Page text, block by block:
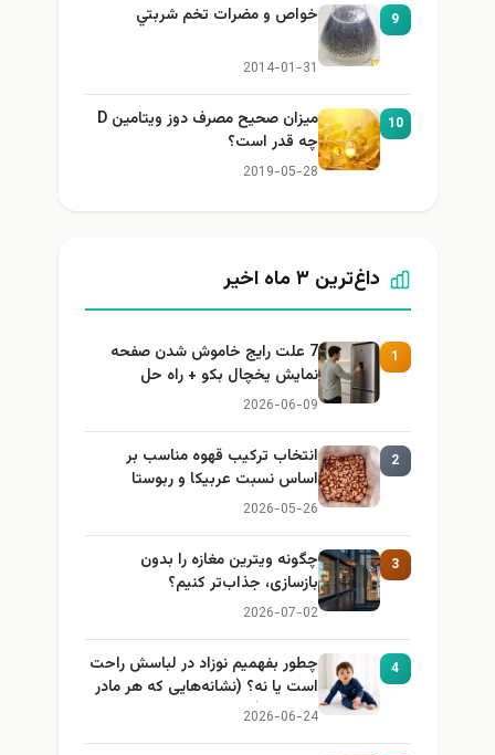
9 خواص و مضرات تخم شربتي
2014-01-31
10
میزان صحیح مصرف دوز ویتامین D
چه قدر است؟
2019-05-28
داغ‌ترین ۳ ماه اخیر
1
7 علت رایج خاموش شدن صفحه
نمایش یخچال بکو + راه حل
2026-06-09
2
انتخاب ترکیب قهوه مناسب بر
اساس نسبت عربیکا و ربوستا
2026-05-26
3
چگونه ویترین مغازه را بدون
بازسازی، جذاب‌تر کنیم؟
2026-07-02
4
چطور بفهمیم نوزاد در لباسش راحت
است یا نه؟ (نشانه‌هایی که هر مادر
باید بداند)
2026-06-24